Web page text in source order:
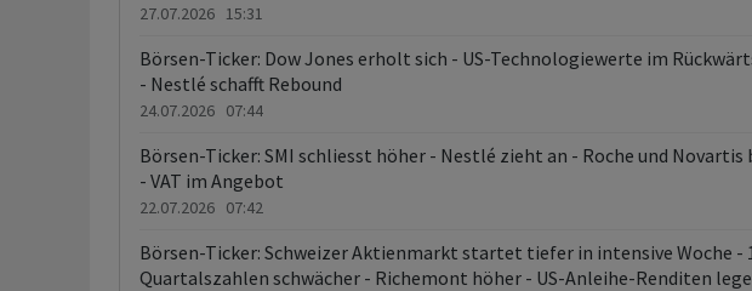
27.07.2026 15:31
Börsen-Ticker: Dow Jones erholt sich - US-Technologiewerte im
- Nestlé schafft Rebound
24.07.2026 07:44
Börsen-Ticker: SMI schliesst höher - Nestlé zieht an - Roche und
- VAT im Angebot
22.07.2026 07:42
Börsen-Ticker: Schweizer Aktienmarkt startet tiefer in intensive Woche -
Quartalszahlen schwächer - Richemont höher - US-Anleihe-Renditen